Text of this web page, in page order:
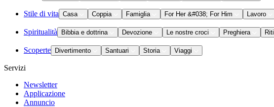
Stile di vita Casa Coppia Famiglia For Her &#038; For Him Lavoro
Spiritualità Bibbia e dottrina Devozione Le nostre croci Preghiera Riti
Scoperte Divertimento Santuari Storia Viaggi
Servizi
Newsletter
Applicazione
Annuncio